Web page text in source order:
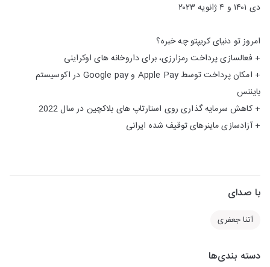
دی ۱۴۰۱ و ۴ ژانویه ۲۰۲۳
امروز تو دنیای کریپتو چه خبره؟
+ فعالسازی پرداخت رمزارزی، برای داروخانه های اوکراینی
+ امکان پرداخت توسط Apple Pay و Google pay در اکوسیستم
بایننس
+ کاهش سرمایه گذاری روی استارتاپ های بلاکچین در سال 2022
+ آزادسازی ماینرهای توقیف شده ایرانی
با صدای
آتنا جعفری
دسته بندی‌ها